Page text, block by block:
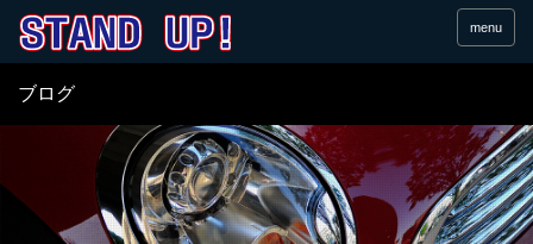
menu
ブログ